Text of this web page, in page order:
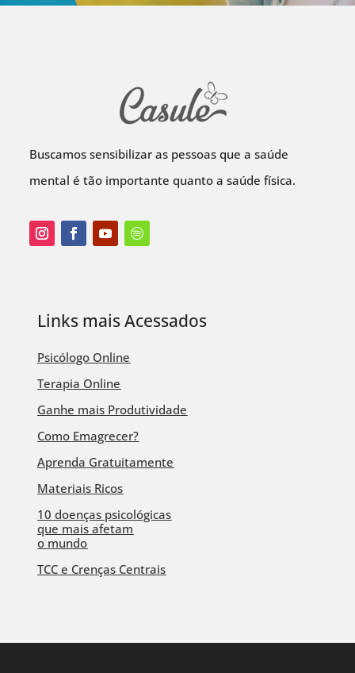
Buscamos sensibilizar as pessoas que a saúde
mental é tão importante quanto a saúde física.
Links mais Acessados
Psicólogo Online
Terapia Online
Ganhe mais Produtividade
Como Emagrecer?
Aprenda Gratuitamente
Materiais Ricos
10 doenças psicológicas
que mais afetam
o mundo
TCC e Crenças Centrais